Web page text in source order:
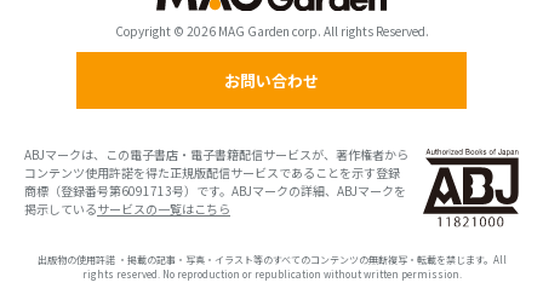
Copyright © 2026 MAG Garden corp. All rights Reserved.
お問い合わせ
ABJマークは、この電子書店・電子書籍配信サービスが、著作権者から
コンテンツ使用許諾を得た正規版配信サービスであることを示す登録
商標（登録番号第6091713号）です。ABJマークの詳細、ABJマークを
掲示しているサービスの一覧はこちら
出版物の使用許諾 ・掲載の記事・写真・イラスト等のすべてのコンテンツの無断複写・転載を禁じます。All
rights reserved. No reproduction or republication without written permission.